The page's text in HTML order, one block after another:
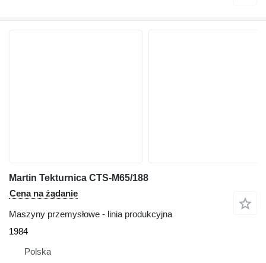
Martin Tekturnica CTS-M65/188
Cena na żądanie
Maszyny przemysłowe - linia produkcyjna
1984
Polska